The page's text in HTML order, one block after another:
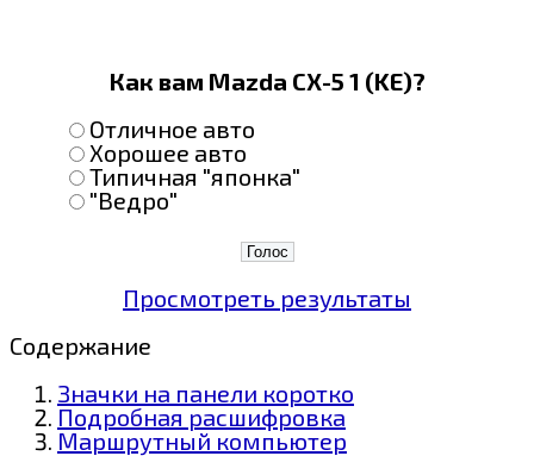
Как вам Mazda CX-5 1 (KE)?
Отличное авто
Хорошее авто
Типичная "японка"
"Ведро"
Просмотреть результаты
Содержание
Значки на панели коротко
Подробная расшифровка
Маршрутный компьютер